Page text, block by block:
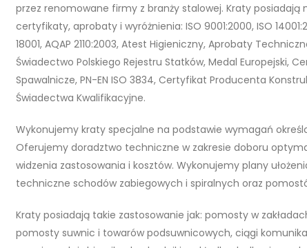
przez renomowane firmy z branży stalowej. Kraty posiadają
certyfikaty, aprobaty i wyróżnienia: ISO 9001:2000, ISO
18001, AQAP 2110:2003, Atest Higieniczny, Aprobaty
Świadectwo Polskiego Rejestru Statków, Medal Europejski,
Spawalnicze, PN-EN ISO 3834, Certyfikat Producenta
Świadectwa Kwalifikacyjne.
Wykonujemy kraty specjalne na podstawie wymagań
Oferujemy doradztwo techniczne w zakresie doboru
widzenia zastosowania i kosztów. Wykonujemy plany
techniczne schodów zabiegowych i spiralnych oraz
Kraty posiadają takie zastosowanie jak: pomosty w
pomosty suwnic i towarów podsuwnicowych, ciągi